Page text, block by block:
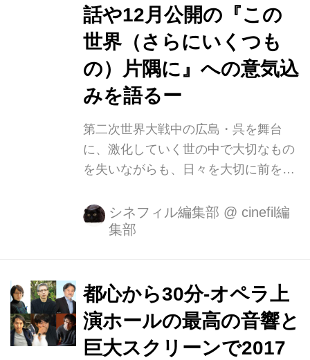
女性リンとの交流を描いた、昭和19年
秋と 昭和20年冬から春にかけてのエピ
ソードを中心に制作が続けられ てきま
したが、進行状況について各所で検討
を重ねた結果、公開時 ...
話や12月公開の『この
世界（さらにいくつも
の）片隅に』への意気込
みを語るー
第二次世界大戦中の広島・呉を舞台
に、激化していく世の中で大切なもの
を失いながらも、日々を大切に前を向
ニメーション作品『この世界の片隅
に』は、2016年11月12日の公開と同
ました。 同年度に数々の賞を受賞し、
DVDや配信が発売された現在もなお、
600日以上1日も途絶えることなく劇場
での上映を続けております。 さらに、
シネフィル編集部 @ cinefil編
集部
都心から30分-オペラ上
演ホールの最高の音響と
巨大スクリーンで2017